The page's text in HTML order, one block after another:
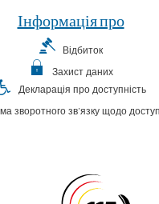
Інформація про
Відбиток
Захист даних
Декларація про доступність
зворотного зв'язку щодо